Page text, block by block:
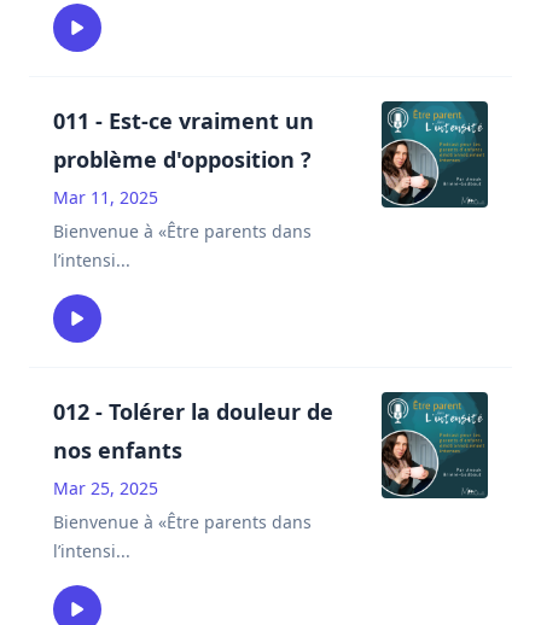
011 - Est-ce vraiment un
problème d'opposition ?
Mar 11, 2025
Bienvenue à «Être parents dans
l’intensi...
012 - Tolérer la douleur de
nos enfants
Mar 25, 2025
Bienvenue à «Être parents dans
l’intensi...